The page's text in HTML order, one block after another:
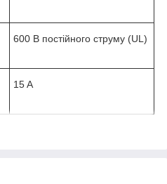
600 В постійного струму (UL)
15 A